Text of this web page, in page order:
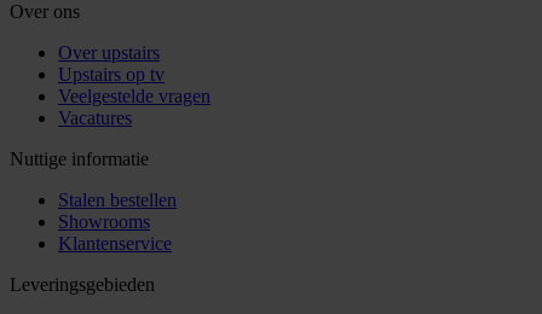
Over ons
Over upstairs
Upstairs op tv
Veelgestelde vragen
Vacatures
Nuttige informatie
Stalen bestellen
Showrooms
Klantenservice
Leveringsgebieden